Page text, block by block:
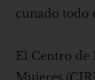
cunado todo
El Centro de
Mujeres